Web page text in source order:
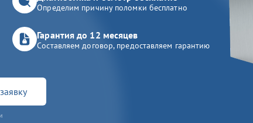
Определим причину поломки бесплатно
Гарантия до 12 месяцев
Составляем договор, предоставляем гарантию